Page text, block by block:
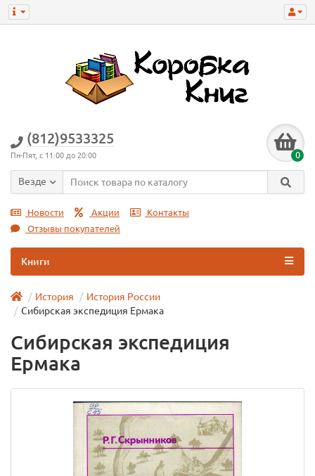
(812)9533325
Пн-Пят, с 11:00 до 20:00 0
Везде
Новости Акции
Контакты
Отзывы покупателей
Книги
История
История России
Сибирская экспедиция Ермака
Сибирская экспедиция
Ермака